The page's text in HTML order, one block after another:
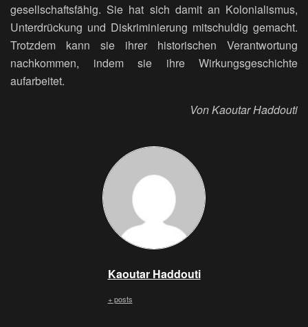
gesellschaftsfähig. Sie hat sich damit an Kolonialismus,
Unterdrückung und Diskriminierung mitschuldig gemacht.
Trotzdem kann sie ihrer historischen Verantwortung
nachkommen, indem sie ihre Wirkungsgeschichte
aufarbeitet.
Von Kaoutar Haddouti
Kaoutar Haddouti
+ posts